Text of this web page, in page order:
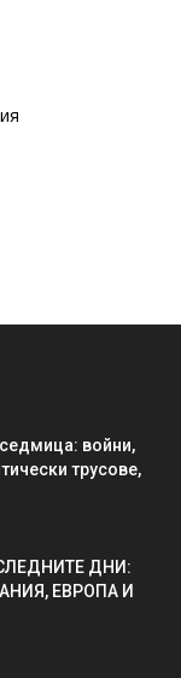
войни,
трусове,
ДНИ:
ЕВРОПА И